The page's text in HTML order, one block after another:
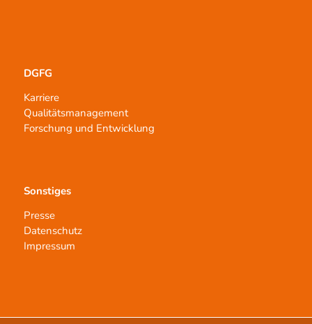
DGFG
Karriere
Qualitätsmanagement
Forschung und Entwicklung
Sonstiges
Presse
Datenschutz
Impressum